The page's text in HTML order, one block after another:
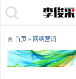
首页 » 网络营销